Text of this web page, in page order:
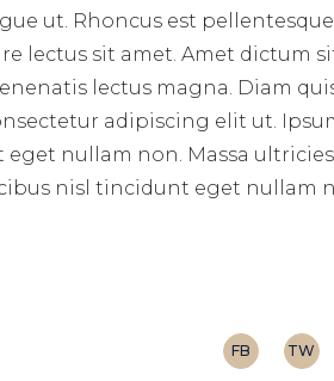
ut. Rhoncus est
lectus sit amet. Amet dictum
lectus magna. Diam
adipiscing elit ut.
nullam non. Massa
nisl tincidunt eget nullam
FB TW